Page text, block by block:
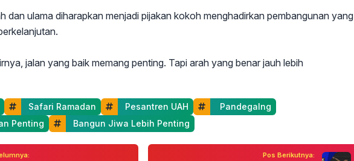
dan ulama diharapkan menjadi pijakan kokoh menghadirkan pembangunan yang
jalan yang baik memang penting. Tapi arah yang benar jauh lebih
Safari Ramadan Pesantren UAH
  Pandegalng
Penting
Bangun Jiwa Lebih Penting
Pos Berikutnya: